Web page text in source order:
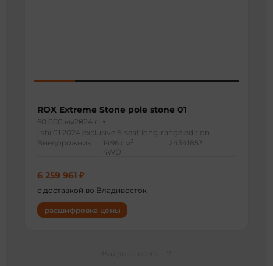
ROX Extreme Stone pole stone 01
60 000 км2024 г
jishi 01 2024 exclusive 6-seat long-range edition
Внедорожник
1496 см 3
4WD
24341853
6 259 961 ₽
с доставкой во Владивосток
расшифровка цены